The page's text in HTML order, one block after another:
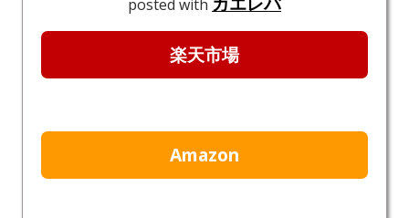
posted with
楽天市場
Amazon